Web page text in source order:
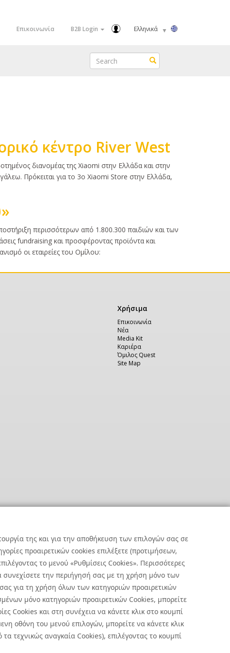
της και για την αποθήκευση των επιλογών σας σε
προαιρετικών cookies επιλέξετε (προτιμήσεων,
το μενού «Ρυθμίσεις Cookies». Περισσότερες
συνεχίσετε την περιήγησή σας με τη χρήση μόνο των
για τη χρήση όλων των κατηγοριών προαιρετικών
μόνο κατηγοριών προαιρετικών Cookies, μπορείτε
Cookies και στη συνέχεια να κάνετε κλικ στο κουμπί
οθόνη του μενού επιλογών, μπορείτε να κάνετε κλικ
τεχνικώς αναγκαία Cookies), επιλέγοντας το κουμπί
Επικοινωνία B2B Login
Select
language
Search Search
κέντρο River West
διανομέας της Xiaomi στην Ελλάδα και στην
Πρόκειται για το 3ο Xiaomi Store στην Ελλάδα,
περισσότερων από 1.800.300 παιδιών και των
fundraising και προσφέροντας προϊόντα και
οι εταιρείες του Ομίλου:
Χρήσιμα
Χρήσιμα
Επικοινωνία
Νέα
Media Kit
Καριέρα
Όμιλος Quest
Site Map
Cookies
Όροι Χρήσης
με την επεξεργασία προσωπικών δεδομένων πατήστε
Δήλωση Απορρήτου Υποβολής Αναφορών